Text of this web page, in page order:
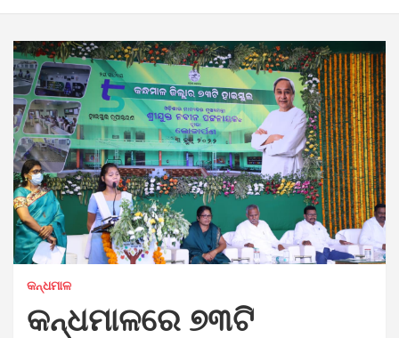
କନ୍ଧମାଳ
କନ୍ଧମାଳରେ ୭୩ଟି